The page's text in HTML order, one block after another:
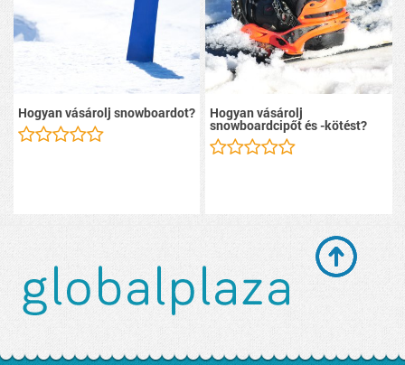
Hogyan vásárolj snowboardot? Hogyan vásárolj
snowboardcipőt és -kötést?